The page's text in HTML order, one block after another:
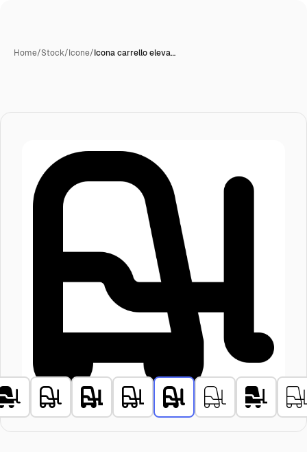
Home/Stock/Icone/Icona carrello eleva…